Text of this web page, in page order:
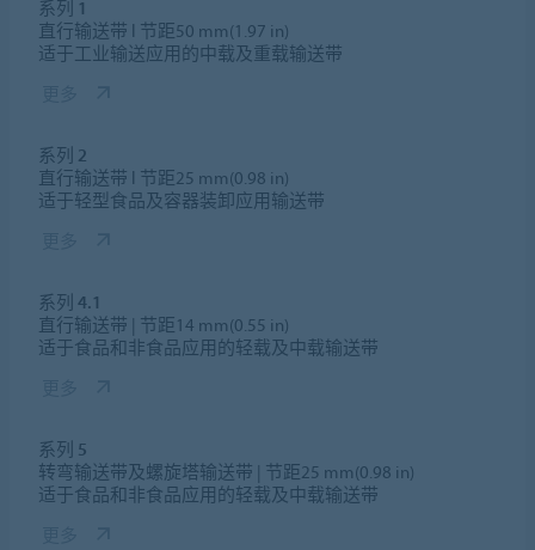
系列 1
直行输送带 l 节距50 mm(1.97 in)
适于工业输送应用的中载及重载输送带
系列 2
直行输送带 l 节距25 mm(0.98 in)
适于轻型食品及容器装卸应用输送带
系列 4.1
直行输送带 | 节距14 mm(0.55 in)
适于食品和非食品应用的轻载及中载输送带
系列 5
转弯输送带及螺旋塔输送带 | 节距25 mm(0.98 in)
适于食品和非食品应用的轻载及中载输送带